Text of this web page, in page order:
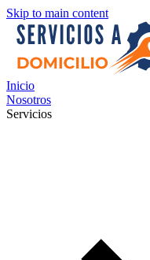
Skip to main content
Inicio
Nosotros
Servicios